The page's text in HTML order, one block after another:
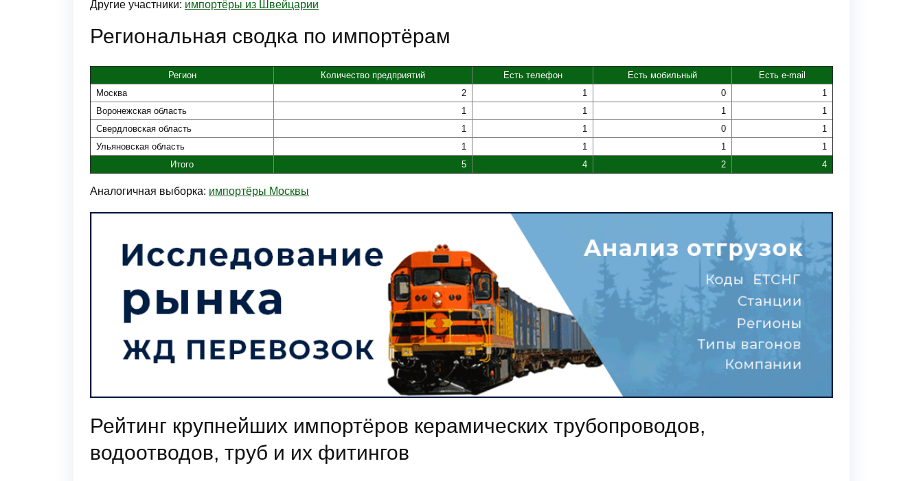
Другие участники: импортёры из Швейцарии
Региональная сводка по импортёрам
Регион Количество предприятий Есть телефон Есть мобильный
Есть e-mail
Москва
2 1 0
1
Воронежская область
1 1 1
1
Свердловская область
1 1 0
1
Ульяновская область
1 1 1
1
Итого
5 4 2 4
Аналогичная выборка: импортёры Москвы
Рейтинг крупнейших импортёров керамических трубопроводов,
водоотводов, труб и их фитингов